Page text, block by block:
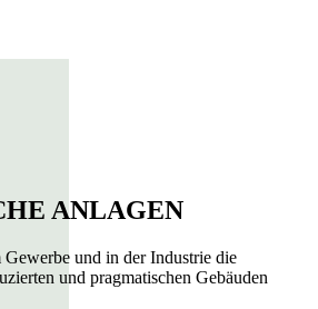
ANLAGEN
Gewerbe und in der Industrie die
und pragmatischen Gebäuden